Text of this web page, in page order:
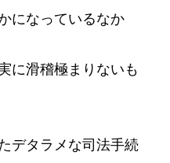
になっているなか
に滑稽極まりないも
デタラメな司法手続